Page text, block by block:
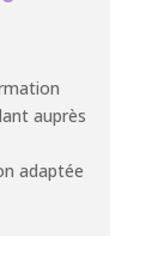
auprès
adaptée